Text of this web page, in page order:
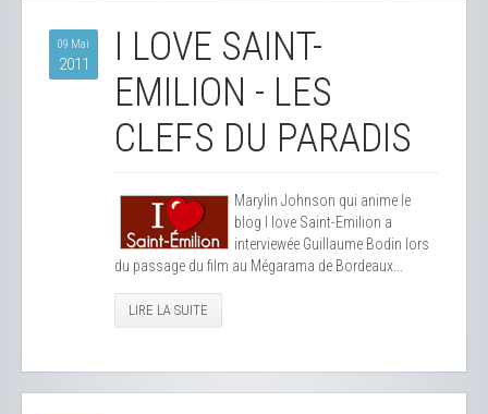
09 Mai
2011
I LOVE SAINT-
EMILION - LES
CLEFS DU PARADIS
Marylin Johnson qui anime le
blog I love Saint-Emilion a
interviewée Guillaume Bodin lors
du passage du film au Mégarama de Bordeaux...
LIRE LA SUITE